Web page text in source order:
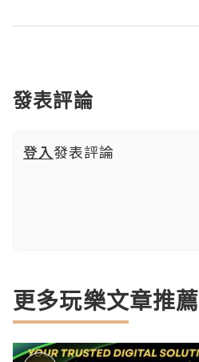
發表評論
登入發表評論
更多玩樂文章推薦